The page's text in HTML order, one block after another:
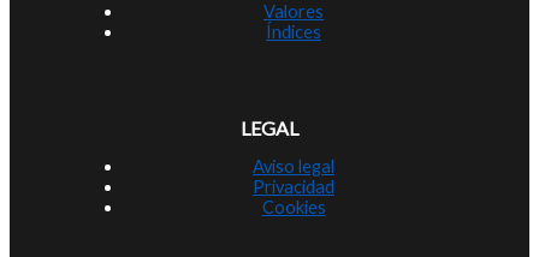
Valores
Índices
LEGAL
Aviso legal
Privacidad
Cookies